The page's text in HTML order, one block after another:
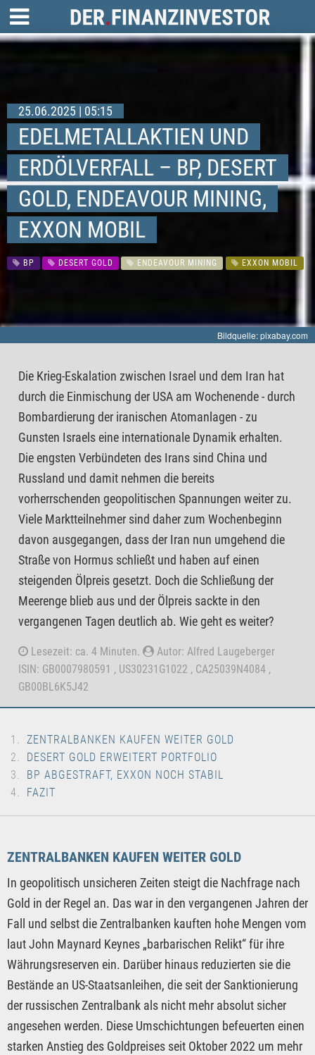
25.06.2025 | 05:15
EDELMETALLAKTIEN UND
ERDÖLVERFALL – BP, DESERT
GOLD, ENDEAVOUR MINING,
EXXON MOBIL
BP DESERT GOLD ENDEAVOUR MINING EXXON MOBIL
Bildquelle: pixabay.com
Die Krieg-Eskalation zwischen Israel und dem Iran hat
durch die Einmischung der USA am Wochenende - durch
Bombardierung der iranischen Atomanlagen - zu
Gunsten Israels eine internationale Dynamik erhalten.
Die engsten Verbündeten des Irans sind China und
Russland und damit nehmen die bereits
vorherrschenden geopolitischen Spannungen weiter zu.
Viele Marktteilnehmer sind daher zum Wochenbeginn
davon ausgegangen, dass der Iran nun umgehend die
Straße von Hormus schließt und haben auf einen
steigenden Ölpreis gesetzt. Doch die Schließung der
Meerenge blieb aus und der Ölpreis sackte in den
vergangenen Tagen deutlich ab. Wie geht es weiter?
Lesezeit: ca. 4 Minuten.
Autor: Alfred Laugeberger
ISIN: GB0007980591 , US30231G1022 , CA25039N4084 ,
GB00BL6K5J42
ZENTRALBANKEN KAUFEN WEITER GOLD
DESERT GOLD ERWEITERT PORTFOLIO
BP ABGESTRAFT, EXXON NOCH STABIL
FAZIT
ZENTRALBANKEN KAUFEN WEITER GOLD
In geopolitisch unsicheren Zeiten steigt die Nachfrage nach
Gold in der Regel an. Das war in den vergangenen Jahren der
Fall und selbst die Zentralbanken kauften hohe Mengen vom
laut John Maynard Keynes „barbarischen Relikt“ für ihre
Währungsreserven ein. Darüber hinaus reduzierten sie die
Bestände an US-Staatsanleihen, die seit der Sanktionierung
der russischen Zentralbank als nicht mehr absolut sicher
angesehen werden. Diese Umschichtungen befeuerten einen
starken Anstieg des Goldpreises seit Oktober 2022 um mehr